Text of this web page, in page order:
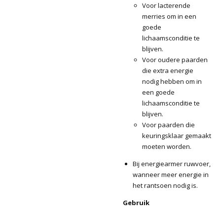
Voor lacterende
merries om in een
goede
lichaamsconditie te
blijven.
Voor oudere paarden
die extra energie
nodig hebben om in
een goede
lichaamsconditie te
blijven.
Voor paarden die
keuringsklaar gemaakt
moeten worden.
Bij energiearmer ruwvoer,
wanneer meer energie in
het rantsoen nodig is.
Gebruik